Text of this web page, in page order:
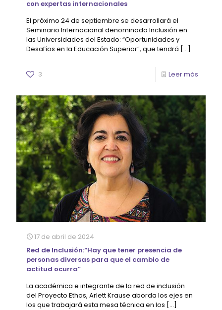
con expertas internacionales
El próximo 24 de septiembre se desarrollará el
Seminario Internacional denominado Inclusión en
las Universidades del Estado: “Oportunidades y
Desafíos en la Educación Superior”, que tendrá […]
3 Leer más
17 de abril de 2024
Red de Inclusión:“Hay que tener presencia de
personas diversas para que el cambio de
actitud ocurra”
La académica e integrante de la red de inclusión
del Proyecto Ethos, Arlett Krause aborda los ejes en
los que trabajará esta mesa técnica en los […]